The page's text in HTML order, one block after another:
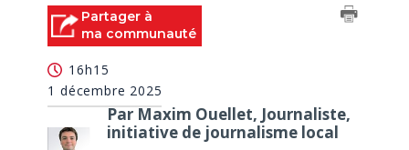
Partager à
ma communauté
16h15
1 décembre 2025
Par Maxim Ouellet, Journaliste,
initiative de journalisme local